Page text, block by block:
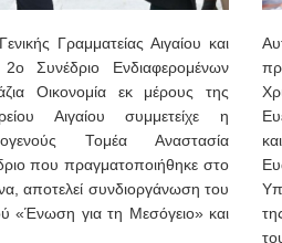
Γραμματείας Αιγαίου και
2ο Συνέδριο Ενδιαφερομένων
Οικονομία εκ μέρους της
Αιγαίου συμμετείχε η
Τομέα Αναστασία
που πραγματοποιήθηκε στο
αποτελεί συνδιοργάνωση του
«Ένωση για τη Μεσόγειο» και